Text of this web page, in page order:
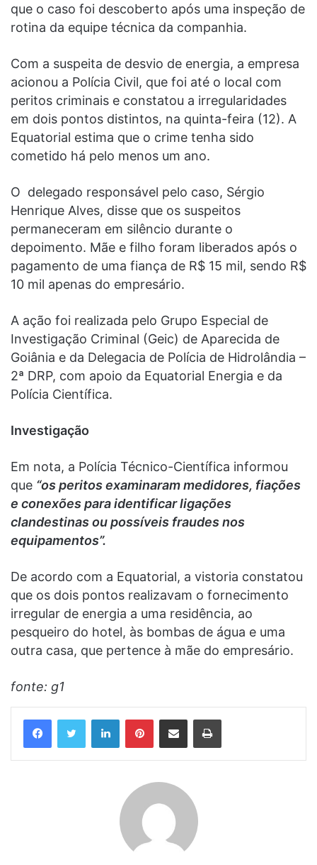
que o caso foi descoberto após uma inspeção de
rotina da equipe técnica da companhia.
Com a suspeita de desvio de energia, a empresa
acionou a Polícia Civil, que foi até o local com
peritos criminais e constatou a irregularidades
em dois pontos distintos, na quinta-feira (12). A
Equatorial estima que o crime tenha sido
cometido há pelo menos um ano.
O delegado responsável pelo caso, Sérgio
Henrique Alves, disse que os suspeitos
permaneceram em silêncio durante o
depoimento. Mãe e filho foram liberados após o
pagamento de uma fiança de R$ 15 mil, sendo R$
10 mil apenas do empresário.
A ação foi realizada pelo Grupo Especial de
Investigação Criminal (Geic) de Aparecida de
Goiânia e da Delegacia de Polícia de Hidrolândia –
2ª DRP, com apoio da Equatorial Energia e da
Polícia Científica.
Investigação
Em nota, a Polícia Técnico-Científica informou
que “os peritos examinaram medidores, fiações
e conexões para identificar ligações
clandestinas ou possíveis fraudes nos
equipamentos”.
De acordo com a Equatorial, a vistoria constatou
que os dois pontos realizavam o fornecimento
irregular de energia a uma residência, ao
pesqueiro do hotel, às bombas de água e uma
outra casa, que pertence à mãe do empresário.
fonte: g1
LinkedinPinterestCompartilhar via e-mail Imprimir